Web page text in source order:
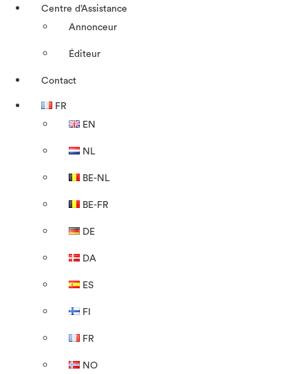
Centre d’Assistance
Annonceur
Éditeur
Contact
FR
EN
NL
BE-NL
BE-FR
DE
DA
ES
FI
FR
NO